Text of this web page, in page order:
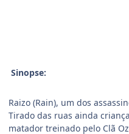
Sinopse:
Raizo (Rain), um dos
Tirado das ruas ainda
matador treinado pelo Clã